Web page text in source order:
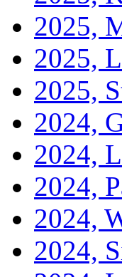
2025,
2025,
2025,
2024,
2024,
2024,
2024,
2024,